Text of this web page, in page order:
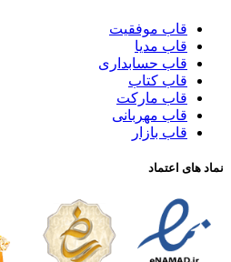
قاب موفقیت
قاب مدیا
قاب حسابداری
قاب کتاب
قاب مارکت
قاب مهربانی
قاب بازار
نماد های اعتماد